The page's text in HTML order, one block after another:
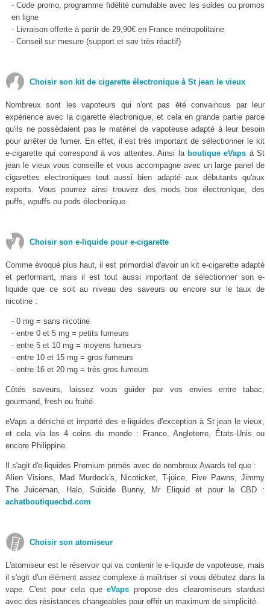
- Code promo, programme fidélité cumulable avec les soldes ou promos
en ligne
- Livraison offerte à partir de 29,90€ en France métropolitaine
- Conseil sur mesure (support et sav très réactif)
Choisir son kit de cigarette électronique à St jean le vieux
Nombreux sont les vapoteurs qui n'ont pas été convaincus par leur
expérience avec la cigarette électronique, et cela en grande partie parce
qu'ils ne possédaient pas le matériel de vapoteuse adapté à leur besoin
pour arrêter de fumer. En effet, il est très important de sélectionner le kit
e-cigarette qui correspond à vos attentes. Ainsi la boutique eVaps à St
jean le vieux vous conseille et vous accompagne avec un large panel de
cigarettes electroniques tout aussi bien adapté aux débutants qu'aux
experts. Vous pourrez ainsi trouvez des mods box électronique, des
puffs, wpuffs ou pods électronique.
Choisir son e-liquide pour e-cigarette
Comme évoqué plus haut, il est primordial d'avoir un kit e-cigarette adapté
et performant, mais il est tout aussi important de sélectionner son e-
liquide que ce soit au niveau des saveurs ou encore sur le taux de
nicotine :
- 0 mg = sans nicotine
- entre 0 et 5 mg = petits fumeurs
- entre 5 et 10 mg = moyens fumeurs
- entre 10 et 15 mg = gros fumeurs
- entre 16 et 20 mg = très gros fumeurs
Côtés saveurs, laissez vous guider par vos envies entre tabac,
gourmand, fresh ou fruité.
eVaps a déniché et importé des e-liquides d'exception à St jean le vieux,
et cela via les 4 coins du monde : France, Angleterre, États-Unis ou
encore Philippine.
Il s'agit d'e-liquides Premium primés avec de nombreux Awards tel que :
Alien Visions, Mad Murdock's, Nicoticket, T-juice, Five Pawns, Jimmy
The Juiceman, Halo, Suicide Bunny, Mr Eliquid et pour le CBD :
achatboutiquecbd.com
Choisir son atomiseur
L'atomiseur est le réservoir qui va contenir le e-liquide de vapoteuse, mais
il s'agit d'un élément assez complexe à maîtriser si vous débutez dans la
vape. C'est pour cela queeVaps propose des clearomiseurs stardust
avec des résistances changeables pour offrir un maximum de simplicité.